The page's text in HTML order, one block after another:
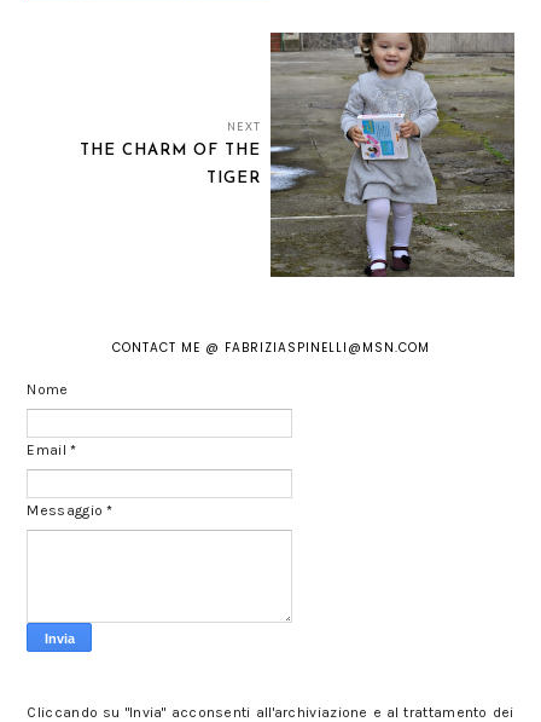
NEXT
THE CHARM OF THE
TIGER
CONTACT ME @ FABRIZIASPINELLI@MSN.COM
Nome
Email*
Messaggio*
Cliccando su "Invia" acconsenti all'archiviazione e al trattamento dei